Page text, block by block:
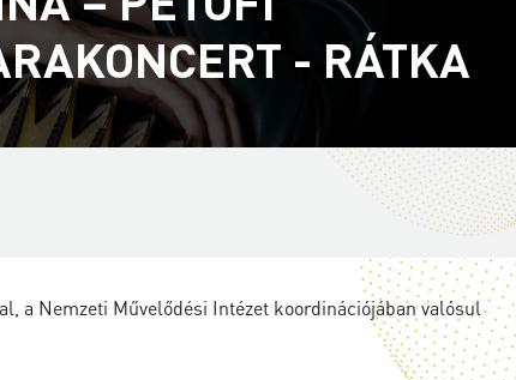
- RÁTKA
a Nemzeti Művelődési Intézet koordinációjában valósul